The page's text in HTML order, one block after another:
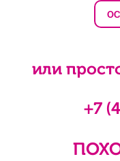
или
+7